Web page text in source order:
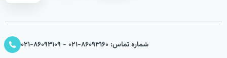
شماره تماس: 86093160-021 - 86093109-021